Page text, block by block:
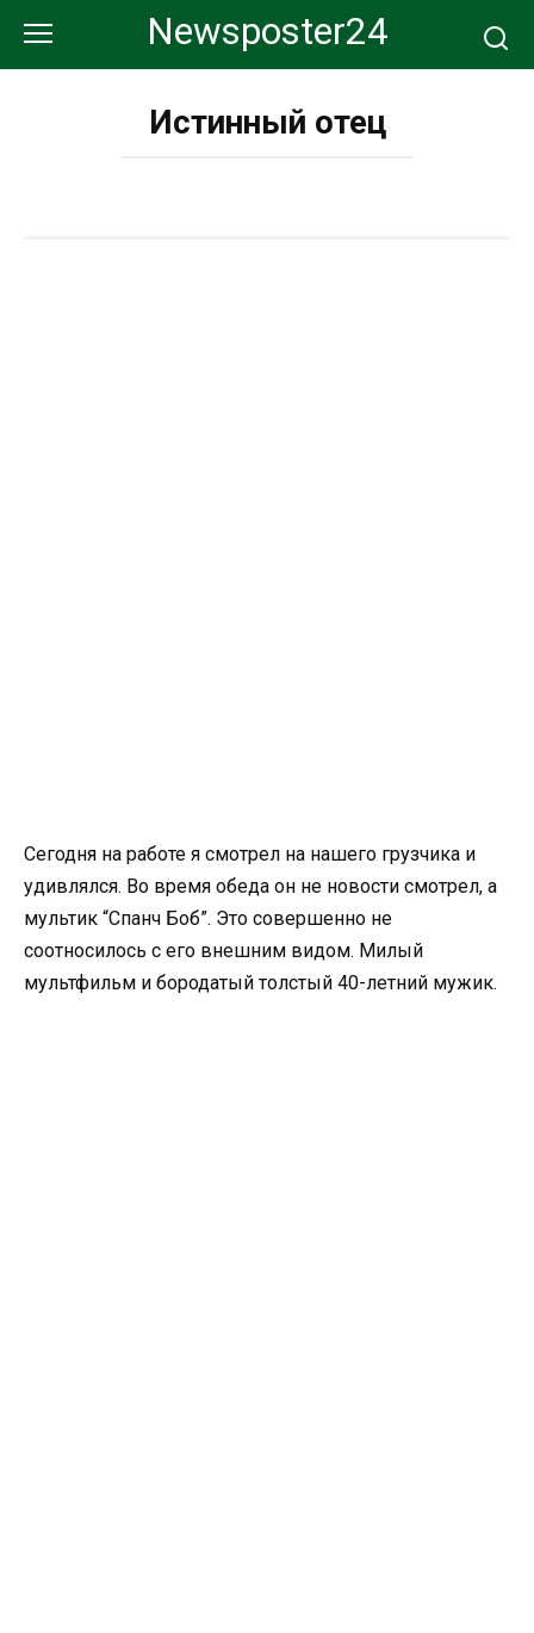
контенту
Newsposter24
Истинный отец
Сегодня на работе я смотрел на нашего грузчика и
удивлялся. Во время обеда он не новости смотрел, а
мультик “Спанч Боб”. Это совершенно не
соотносилось с его внешним видом. Милый
мультфильм и бородатый толстый 40-летний мужик.